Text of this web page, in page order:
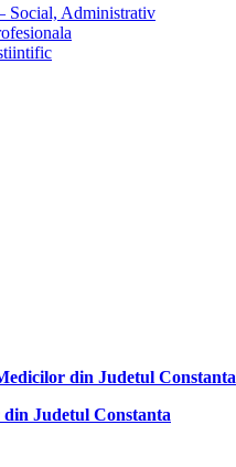
Social, Administrativ
din Judetul Constanta
Judetul Constanta